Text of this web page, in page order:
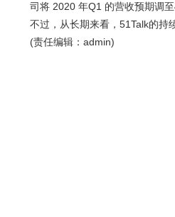
司将 2020 年Q1 的营收预期调
不过，从长期来看，51Talk的持
(责任编辑：admin)